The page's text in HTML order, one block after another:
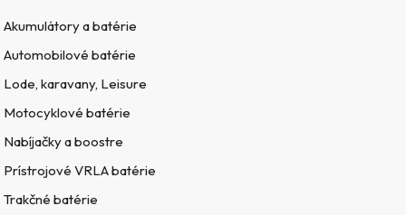
Akumulátory a batérie
Automobilové batérie
Lode, karavany, Leisure
Motocyklové batérie
Nabíjačky a boostre
Prístrojové VRLA batérie
Trakčné batérie